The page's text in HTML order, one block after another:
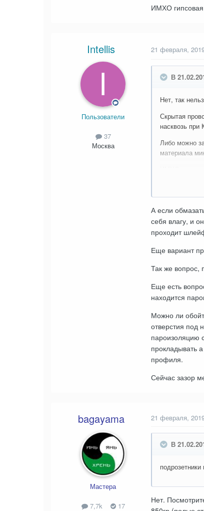
ИМХО гипсовая
Intellis
Пользователи
37
Москва
21 февраля,
В
Нет, так
Скрытая
насквозь при
Либо можно
материала
А если
себя влагу, и
проходит
Еще вариант
Так же вопрос,
Еще есть
находится
Можно ли
отверстия под
пароизоляцию
прокладывать
профиля.
Сейчас зазор
bagayama
Мастера
7,7k
17
21 февраля,
В
Нет.